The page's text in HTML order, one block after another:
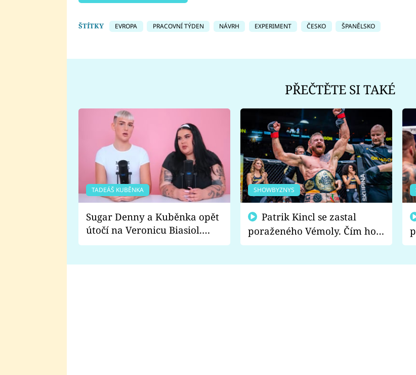
ŠTÍTKY EVROPA PRACOVNÍ TÝDEN NÁVRH EXPERIMENT ČESKO ŠPANĚLSKO
PŘEČTĚTE SI TAKÉ
TADEÁŠ KUBĚNKA
Sugar Denny a Kuběnka opět
útočí na Veronicu Biasiol.
Proč je podle nich falešná a
SHOWBYZNYS
poraženého Vémoly. Čím ho
fanoušci naštvali?